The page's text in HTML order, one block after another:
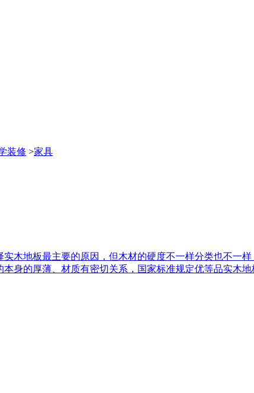
装修 >家具
木地板最主要的原因，但木材的硬度不一样分类也
本身的厚薄、材质有密切关系，国家标准规定优等品实